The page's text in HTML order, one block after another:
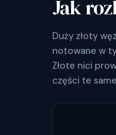
Jak
Duży złoty
notowane w
Złote nici
części te